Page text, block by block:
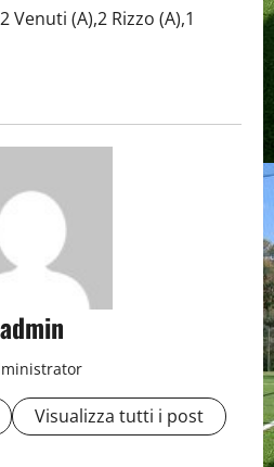
Venuti (A),2 Rizzo (A),1
admin
Visualizza tutti i post